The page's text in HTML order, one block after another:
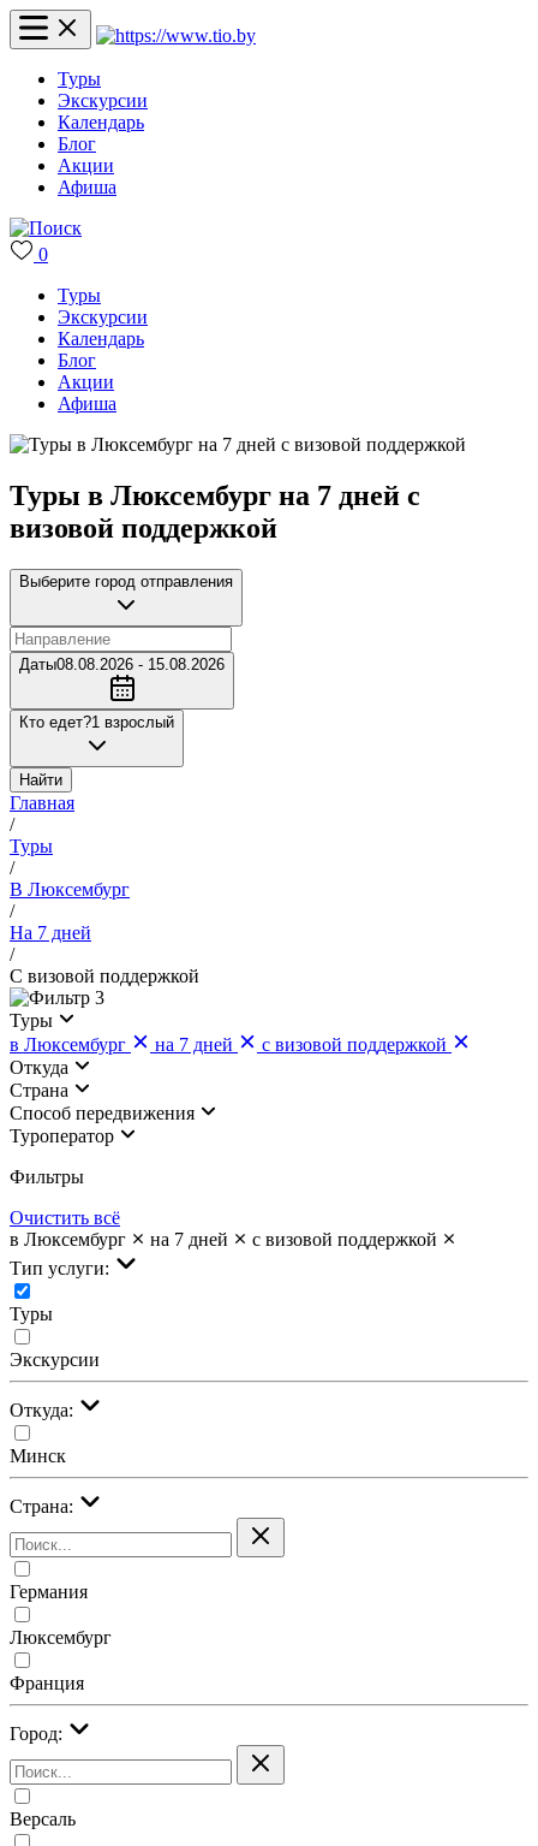
Туры
Экскурсии
Календарь
Блог
Акции
Афиша
0
Туры
Экскурсии
Календарь
Блог
Акции
Афиша
Туры в Люксембург на 7 дней с
визовой поддержкой
Выберите город отправления
Даты08.08.2026 - 15.08.2026
Кто едет?1 взрослый
Найти
Главная
/
Туры
/
В Люксембург
/
На 7 дней
/
С визовой поддержкой
3
Туры
в Люксембург
на 7 дней
с визовой поддержкой
Откуда
Страна
Cпособ передвижения
Туроператор
Фильтры
Очистить всё
в Люксембург
на 7 дней
с визовой поддержкой
Тип услуги:
Туры
Экскурсии
Откуда:
Минск
Страна:
Германия
Люксембург
Франция
Город:
Версаль